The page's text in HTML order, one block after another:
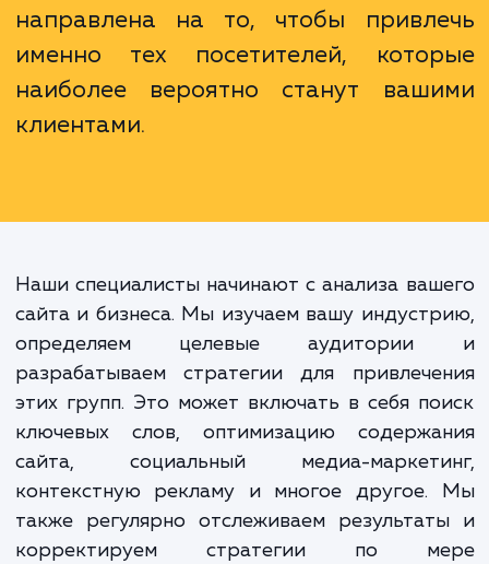
Неважно, сколько людей
ваш сайт каждый день, если
принимают желаемых
Целевой трафик - это ключ к
маркетинга. Поэтому наша
именно тех посетителей,
наиболее вероятно станут
клиентами.
Наши специалисты начинают с анализа